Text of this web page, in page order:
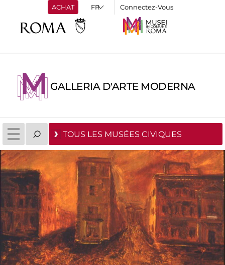
ACHAT Connectez-Vous
GALLERIA D'ARTE MODERNA
TOUS LES MUSÉES CIVIQUES